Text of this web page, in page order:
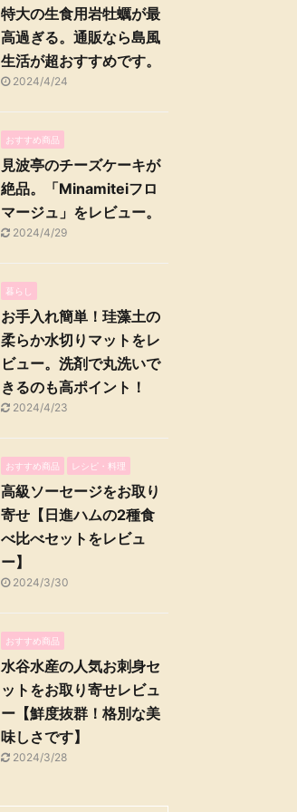
特大の生食用岩牡蠣が最
高過ぎる。通販なら島風
生活が超おすすめです。
2024/4/24
おすすめ商品
見波亭のチーズケーキが
絶品。「Minamiteiフロ
マージュ」をレビュー。
2024/4/29
暮らし
お手入れ簡単！珪藻土の
柔らか水切りマットをレ
ビュー。洗剤で丸洗いで
きるのも高ポイント！
2024/4/23
おすすめ商品 レシピ・料理
高級ソーセージをお取り
寄せ【日進ハムの2種食
べ比べセットをレビュ
ー】
2024/3/30
おすすめ商品
水谷水産の人気お刺身セ
ットをお取り寄せレビュ
ー【鮮度抜群！格別な美
味しさです】
2024/3/28